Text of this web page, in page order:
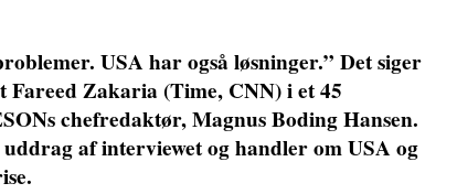
USA har også løsninger.” Det siger
Zakaria (Time, CNN) i et 45
chefredaktør, Magnus Boding Hansen.
af interviewet og handler om USA og